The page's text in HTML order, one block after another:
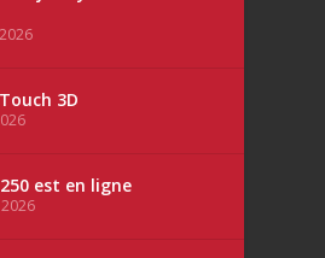
3D
est en ligne